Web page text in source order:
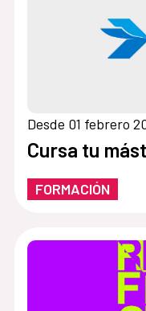
Desde 01 febrero
Cursa tu
FORMACIÓN